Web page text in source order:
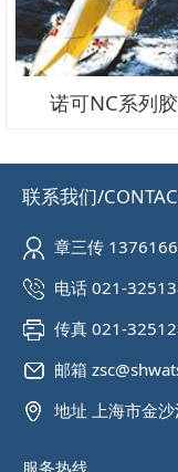
诺可NC系列
联系我们/
章三传
电话 021-
传真 021-
邮箱
地址 上海市金